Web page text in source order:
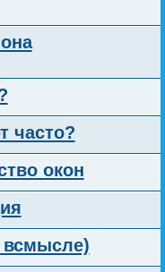
часто?
окон
всмысле)